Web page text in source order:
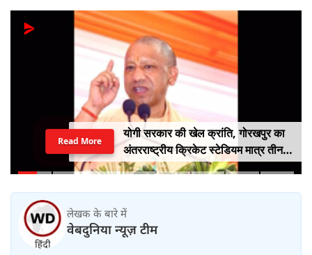
योगी सरकार की खेल क्रांति, गोरखपुर का
अंतरराष्ट्रीय क्रिकेट स्टेडियम मात्र तीन
महीने में लगभग 20% तैयार
Read More
लेखक के बारे में
वेबदुनिया न्यूज़ टीम